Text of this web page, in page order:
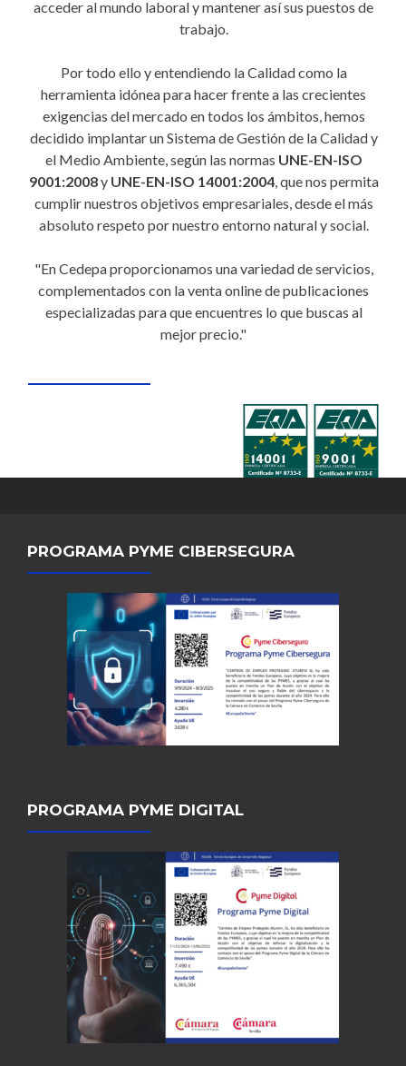
acceder al mundo laboral y mantener así sus puestos de
trabajo.
Por todo ello y entendiendo la Calidad como la
herramienta idónea para hacer frente a las crecientes
exigencias del mercado en todos los ámbitos, hemos
decidido implantar un Sistema de Gestión de la Calidad y
el Medio Ambiente, según las normas UNE-EN-ISO
9001:2008y UNE-EN-ISO 14001:2004, que nos permita
cumplir nuestros objetivos empresariales, desde el más
absoluto respeto por nuestro entorno natural y social.
"En Cedepa proporcionamos una variedad de servicios,
complementados con la venta online de publicaciones
especializadas para que encuentres lo que buscas al
mejor precio."
PROGRAMA PYME CIBERSEGURA
PROGRAMA PYME DIGITAL